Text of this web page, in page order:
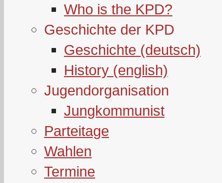
Who is the KPD?
Geschichte der KPD
Geschichte (deutsch)
History (english)
Jugendorganisation
Jungkommunist
Parteitage
Wahlen
Termine